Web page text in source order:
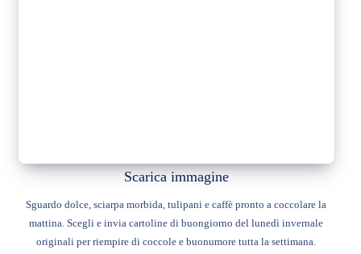
Scarica immagine
Sguardo dolce, sciarpa morbida, tulipani e caffè pronto a coccolare la
mattina. Scegli e invia cartoline di buongiorno del lunedì invernale
originali per riempire di coccole e buonumore tutta la settimana.